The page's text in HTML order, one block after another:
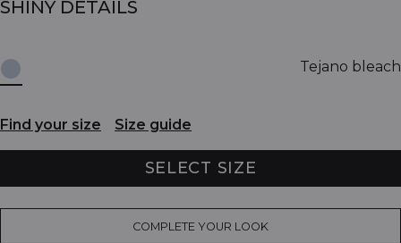
SHINY DETAILS
Tejano bleach
Find your size Size guide
SELECT SIZE
COMPLETE YOUR LOOK